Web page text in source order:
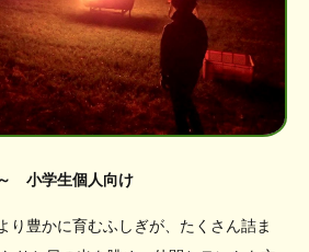
小学生個人向け
り豊かに育むふしぎが、たくさん詰ま